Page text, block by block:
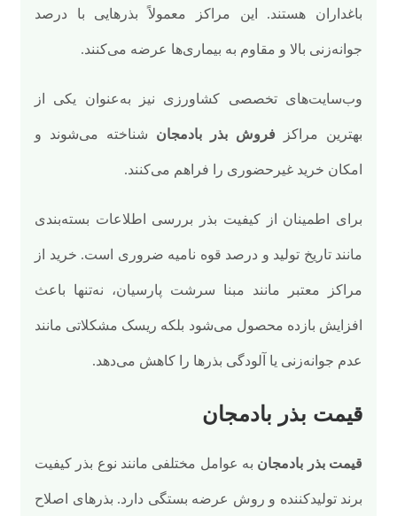
باغداران هستند. این مراکز معمولاً بذرهایی با درصد
جوانه‌زنی بالا و مقاوم به بیماری‌ها عرضه می‌کنند.
وب‌سایت‌های تخصصی کشاورزی نیز به‌عنوان یکی از
بهترین مراکز فروش بذر بادمجان شناخته می‌شوند و
امکان خرید غیرحضوری را فراهم می‌کنند.
برای اطمینان از کیفیت بذر بررسی اطلاعات بسته‌بندی
مانند تاریخ تولید و درصد قوه نامیه ضروری است. خرید از
مراکز معتبر مانند مبنا سرشت پارسیان، نه‌تنها باعث
افزایش بازده محصول می‌شود بلکه ریسک مشکلاتی مانند
عدم جوانه‌زنی یا آلودگی بذرها را کاهش می‌دهد.
قیمت بذر بادمجان
قیمت بذر بادمجان به عوامل مختلفی مانند نوع بذر کیفیت
برند تولیدکننده و روش عرضه بستگی دارد. بذرهای اصلاح